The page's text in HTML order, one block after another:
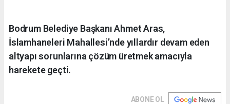
Bodrum Belediye Başkanı Ahmet Aras,
İslamhaneleri Mahallesi’nde yıllardır devam eden
altyapı sorunlarına çözüm üretmek amacıyla
harekete geçti.
ABONE OL